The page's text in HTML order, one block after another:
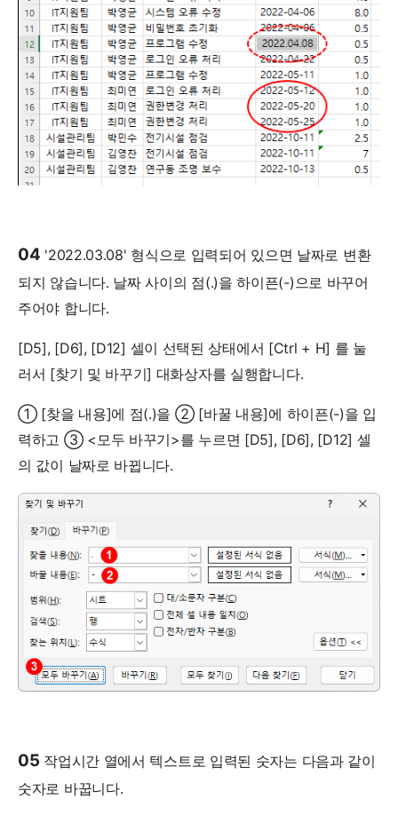
04 '2022.03.08' 형식으로 입력되어 있으면 날짜로 변환
되지 않습니다. 날짜 사이의 점(.)을 하이픈(-)으로 바꾸어
주어야 합니다.
[D5], [D6], [D12] 셀이 선택된 상태에서 [Ctrl + H] 를 눌
러서 [찾기 및 바꾸기] 대화상자를 실행합니다.
① [찾을 내용]에 점(.)을 ② [바꿀 내용]에 하이픈(-)을 입
력하고 ③ <모두 바꾸기>를 누르면 [D5], [D6], [D12] 셀
의 값이 날짜로 바뀝니다.
05 작업시간 열에서 텍스트로 입력된 숫자는 다음과 같이
숫자로 바꿉니다.